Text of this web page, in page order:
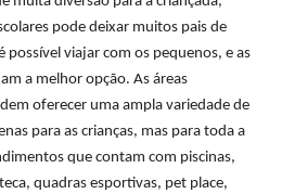
pode deixar muitos pais de
possível viajar com os pequenos, e as
a melhor opção. As áreas
oferecer uma ampla variedade de
para as crianças, mas para toda a
que contam com piscinas,
quadras esportivas, pet place,